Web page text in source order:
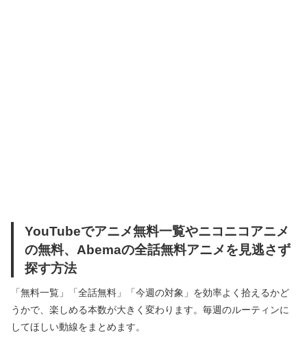
YouTubeでアニメ無料一覧やニコニコアニメ
の無料、Abemaの全話無料アニメを見逃さず
探す方法
「無料一覧」「全話無料」「今週の対象」を効率よく拾えるかど
うかで、楽しめる本数が大きく変わります。毎週のルーティンに
してほしい動線をまとめます。